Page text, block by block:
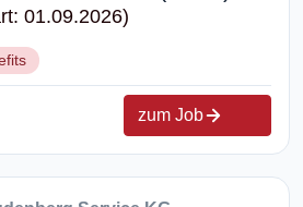
01.09.2026)
zum Job